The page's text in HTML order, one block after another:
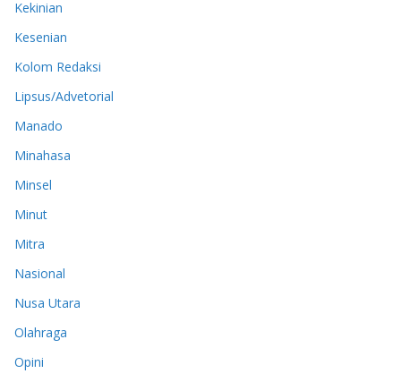
Kekinian
Kesenian
Kolom Redaksi
Lipsus/Advetorial
Manado
Minahasa
Minsel
Minut
Mitra
Nasional
Nusa Utara
Olahraga
Opini